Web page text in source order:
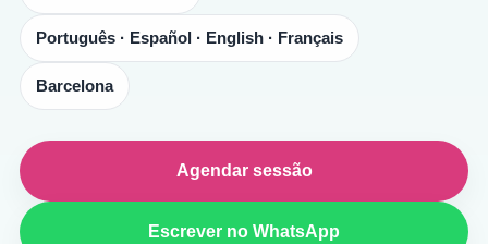
Português · Español · English · Français
Barcelona
Agendar sessão
Escrever no WhatsApp